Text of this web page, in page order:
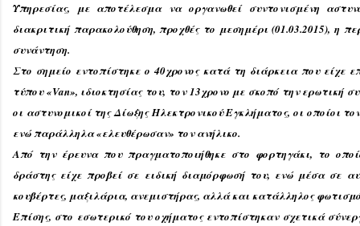
Υπηρεσίας, με αποτέλεσμα να οργανωθεί συντονισμένη
διακριτική παρακολούθηση, προχθές το μεσημέρι (01.03.2015), η
συνάντηση.
Στο σημείο εντοπίστηκε ο 40χρονος κατά τη διάρκεια που είχε
τύπου «Van», ιδιοκτησίας του, τον 13χρονο με σκοπό την ερωτική
οι αστυνομικοί της Δίωξης Ηλεκτρονικού Εγκλήματος, οι οποίοι
ενώ παράλληλα «ελευθέρωσαν» τον ανήλικο.
Από την έρευνα που πραγματοποιήθηκε στο φορτηγάκι, το
δράστης είχε προβεί σε ειδική διαμόρφωσή του, ενώ μέσα σε
κουβέρτες, μαξιλάρια, ανεμιστήρας, αλλά και κατάλληλος
Επίσης, στο εσωτερικό του οχήματος εντοπίστηκαν σχετικά